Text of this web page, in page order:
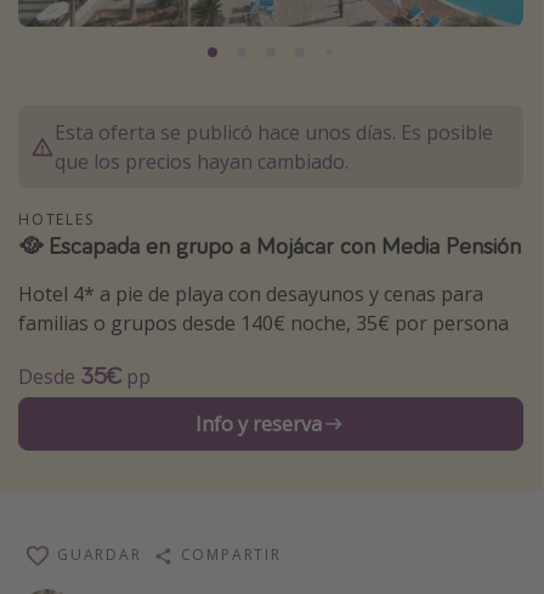
Marruecos
Tailandia
Albania
Inspiración para viajes
Glamping
Viajar sola como mujer
Esta oferta se publicó hace unos días. Es posible
que los precios hayan cambiado.
HOTELES
🥘 Escapada en grupo a Mojácar con Media Pensión
Hotel 4* a pie de playa con desayunos y cenas para
familias o grupos desde 140€ noche, 35€ por persona
Desde 35€ pp
Info y reserva
GUARDAR COMPARTIR